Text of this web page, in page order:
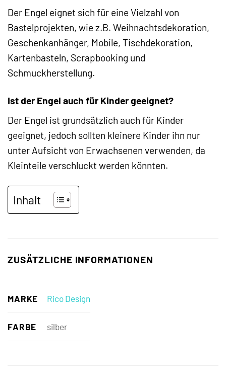
Der Engel eignet sich für eine Vielzahl von
Bastelprojekten, wie z.B. Weihnachtsdekoration,
Geschenkanhänger, Mobile, Tischdekoration,
Kartenbasteln, Scrapbooking und
Schmuckherstellung.
Ist der Engel auch für Kinder geeignet?
Der Engel ist grundsätzlich auch für Kinder
geeignet, jedoch sollten kleinere Kinder ihn nur
unter Aufsicht von Erwachsenen verwenden, da
Kleinteile verschluckt werden könnten.
Inhalt
ZUSÄTZLICHE INFORMATIONEN
MARKE Rico Design
FARBE silber